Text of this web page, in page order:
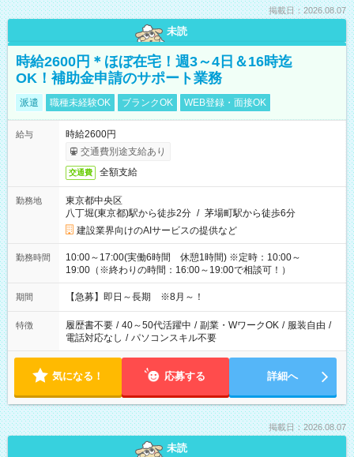
掲載日：2026.08.07
未読
時給2600円＊ほぼ在宅！週3～4日＆16時迄
OK！補助金申請のサポート業務
派遣 職種未経験OK ブランクOK WEB登録・面接OK
給与
時給2600円
交通費別途支給あり
交通費 全額支給
勤務地
東京都中央区
八丁堀(東京都)駅から徒歩2分 / 茅場町駅から徒歩6分
建設業界向けのAIサービスの提供など
勤務時間
10:00～17:00(実働6時間 休憩1時間) ※定時：10:00～
19:00（※終わりの時間：16:00～19:00で相談可！）
期間 【急募】即日～長期 ※8月～！
特徴 履歴書不要 / 40～50代活躍中 / 副業・WワークOK / 服装自由 /
電話対応なし / パソコンスキル不要
気になる！ 応募する 詳細へ
掲載日：2026.08.07
未読